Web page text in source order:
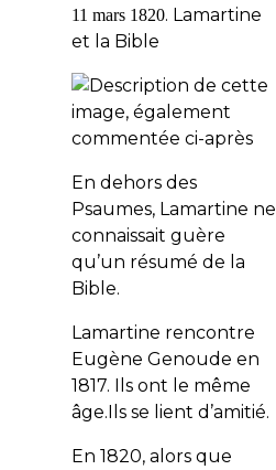
11 mars 1820. Lamartine
et la Bible
En dehors des
Psaumes, Lamartine ne
connaissait guère
qu’un résumé de la
Bible.
Lamartine rencontre
Eugène Genoude en
1817. Ils ont le même
âge.Ils se lient d’amitié.
En 1820, alors que